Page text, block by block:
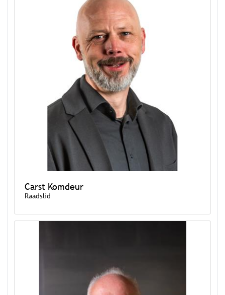
Carst Komdeur
Raadslid